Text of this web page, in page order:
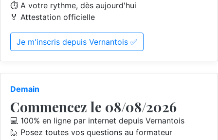
⏱️ A votre rythme, dès aujourd'hui
🏅 Attestation officielle
Je m'inscris depuis Vernantois ✅
Demain
Commencez le 08/08/2026
💻 100% en ligne par internet depuis Vernantois
🙋 Posez toutes vos questions au formateur